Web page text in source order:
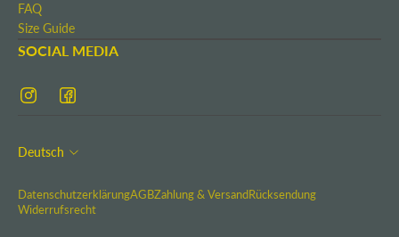
FAQ
Size Guide
SOCIAL MEDIA
Deutsch
DatenschutzerklärungAGBZahlung & VersandRücksendung
Widerrufsrecht